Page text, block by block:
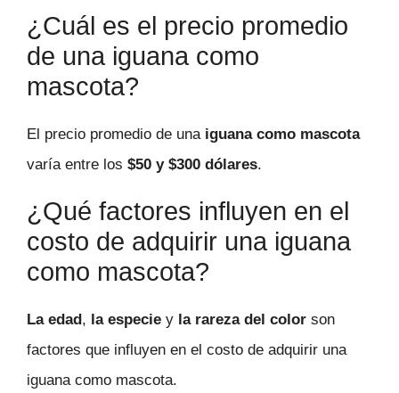
¿Cuál es el precio promedio
de una iguana como
mascota?
El precio promedio de una iguana como mascota
varía entre los $50 y $300 dólares.
¿Qué factores influyen en el
costo de adquirir una iguana
como mascota?
La edad , la especie y la rareza del color son
factores que influyen en el costo de adquirir una
iguana como mascota.